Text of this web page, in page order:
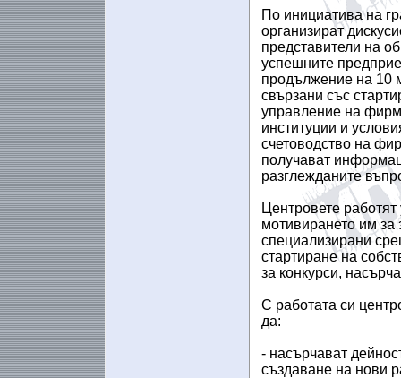
По инициатива на
организират
представители на
успешните
продължение на 10
свързани със
управление на
институции и
счетоводство на
получават
разглежданите
Центровете
мотивирането им за
специализирани
стартиране на
за конкурси,
С работата си
да:
- насърчават
създаване на нови